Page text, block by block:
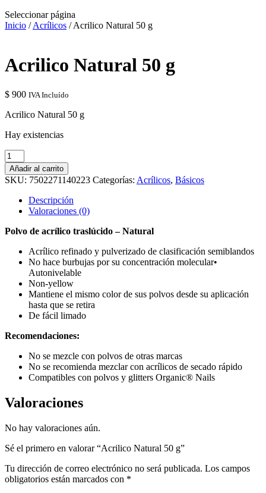
Seleccionar página
Inicio /Acrílicos / Acrilico Natural 50 g
Acrilico Natural 50 g
$ 900 IVA Incluído
Acrilico Natural 50 g
Hay existencias
Acrilico
Natural
50
g
cantidad
Añadir al carrito
SKU: 7502271140223 Categorías: Acrílicos, Básicos
Descripción
Valoraciones (0)
Polvo de acrílico traslúcido – Natural
Acrílico refinado y pulverizado de clasificación semiblandos
No hace burbujas por su concentración molecular•
Autonivelable
Non-yellow
Mantiene el mismo color de sus polvos desde su aplicación
hasta que se retira
De fácil limado
Recomendaciones:
No se mezcle con polvos de otras marcas
No se recomienda mezclar con acrílicos de secado rápido
Compatibles con polvos y glitters Organic® Nails
Valoraciones
No hay valoraciones aún.
Sé el primero en valorar “Acrilico Natural 50 g”
Tu dirección de correo electrónico no será publicada. Los campos
obligatorios están marcados con *